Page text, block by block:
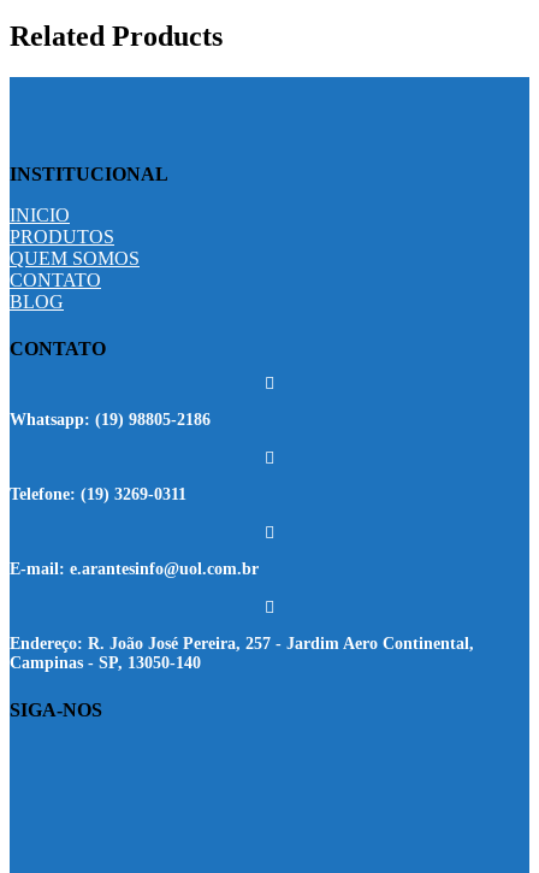
Related Products
INSTITUCIONAL
INICIO
PRODUTOS
QUEM SOMOS
CONTATO
BLOG
CONTATO
Whatsapp: (19) 98805-2186
Telefone: (19) 3269-0311
E-mail: e.arantesinfo@uol.com.br
Endereço: R. João José Pereira, 257 - Jardim Aero Continental,
Campinas - SP, 13050-140
SIGA-NOS